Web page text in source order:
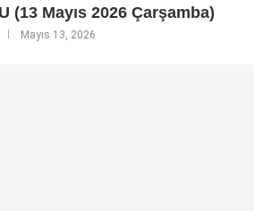
(13 Mayıs 2026 Çarşamba)
Mayıs 13, 2026